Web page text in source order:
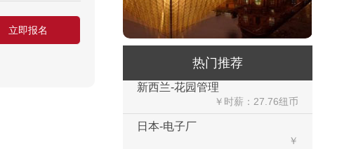
立即报名
热门推荐
日本-盒饭制做
￥25万日元/月收入
新西兰-花园管理
￥